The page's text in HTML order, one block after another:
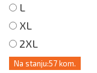
L
XL
2XL
Na stanju:57 kom.